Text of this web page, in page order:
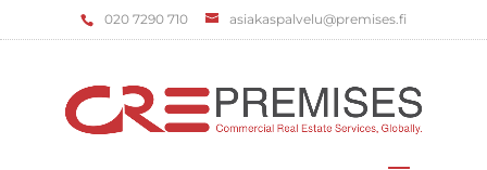
‌020 7290 710 asiakaspalvelu@premises.fi